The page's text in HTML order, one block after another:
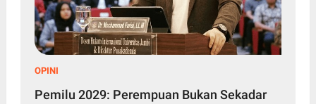
OPINI
Pemilu 2029: Perempuan Bukan Sekadar